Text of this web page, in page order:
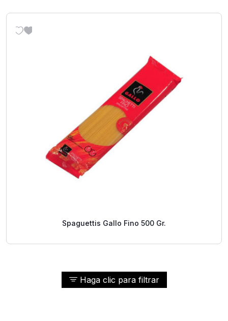
Haga clic para filtrar
Spaguettis Gallo Fino 500 Gr.